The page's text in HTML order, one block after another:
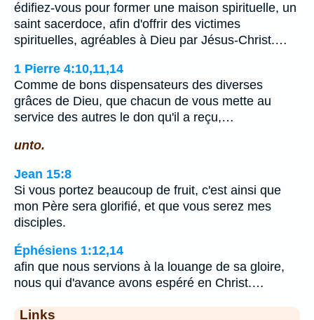
édifiez-vous pour former une maison spirituelle, un
saint sacerdoce, afin d'offrir des victimes
spirituelles, agréables à Dieu par Jésus-Christ.…
1 Pierre 4:10,11,14
Comme de bons dispensateurs des diverses
grâces de Dieu, que chacun de vous mette au
service des autres le don qu'il a reçu,…
unto.
Jean 15:8
Si vous portez beaucoup de fruit, c'est ainsi que
mon Père sera glorifié, et que vous serez mes
disciples.
Éphésiens 1:12,14
afin que nous servions à la louange de sa gloire,
nous qui d'avance avons espéré en Christ.…
Links